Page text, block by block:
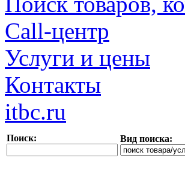
Call-центр
Услуги и цены
Контакты
itbc.ru
Поиск: Вид поиска: